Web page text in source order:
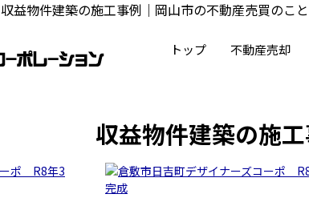
収益物件建築の施工事例｜岡山市の不動産売買のこ
トップ 不動産売却
収益物件建築の施